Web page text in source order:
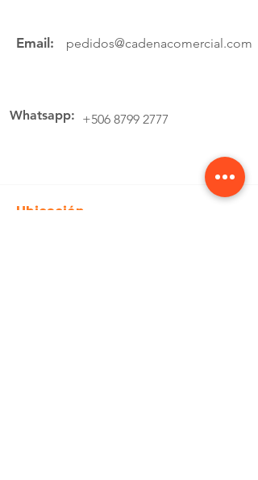
Email: pedidos@cadenacomercial.com
Whatsapp: +506 8799 2777
Ubicación